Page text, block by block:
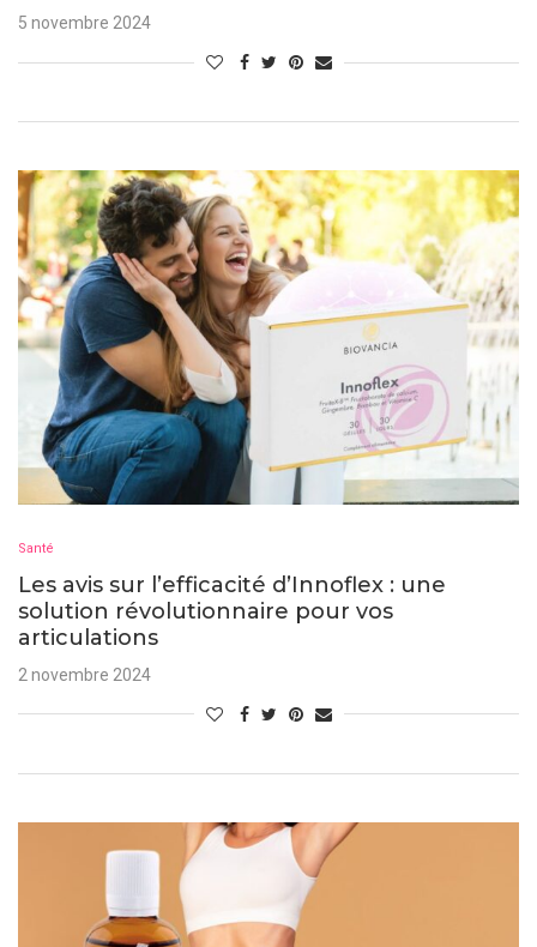
5 novembre 2024
Santé
Les avis sur l’efficacité d’Innoflex : une
solution révolutionnaire pour vos
articulations
2 novembre 2024